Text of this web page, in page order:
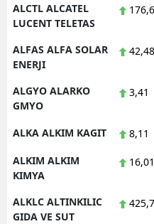
ALCTL ALCATEL
LUCENT TELETAS
ALFAS ALFA SOLAR
ENERJI
42,48
ALGYO ALARKO
GMYO
3,41
ALKA ALKIM KAGIT 8,11
ALKIM ALKIM
KIMYA
16,01
ALKLC ALTINKILIC
GIDA VE SUT